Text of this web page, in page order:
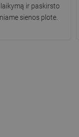
ir paskirsto
sienos plote.